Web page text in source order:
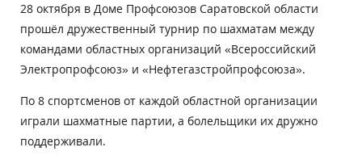
28 октября в Доме Профсоюзов Саратовской области
прошёл дружественный турнир по шахматам между
командами областных организаций «Всероссийский
Электропрофсоюз» и «Нефтегазстройпрофсоюза».
По 8 спортсменов от каждой областной организации
играли шахматные партии, а болельщики их дружно
поддерживали.